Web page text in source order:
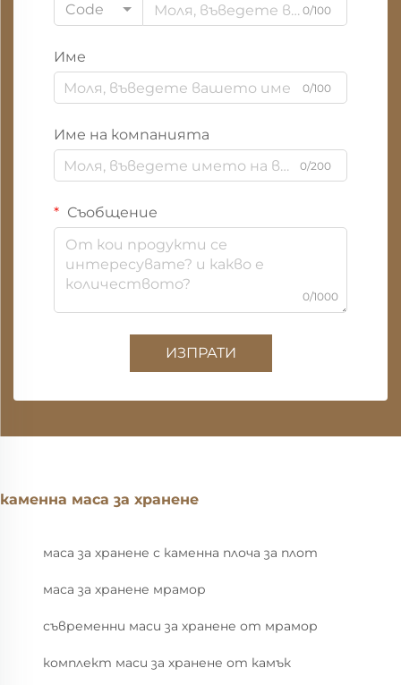
Code
0/100
Име
0/100
Име на компанията
0/200
Съобщение
0/1000
ИЗПРАТИ
каменна маса за хранене
маса за хранене с каменна плоча за плот
маса за хранене мрамор
съвременни маси за хранене от мрамор
комплект маси за хранене от камък